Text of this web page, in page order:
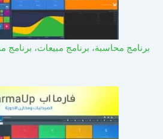
برنامج محاسبة، برنامج مبيعات، برنامج